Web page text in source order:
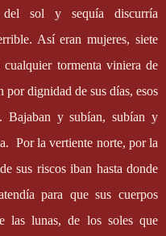
del sol y sequía discurría
Así eran mujeres, siete
cualquier tormenta viniera de
dignidad de sus días, esos
Bajaban y subían, subían y
Por la vertiente norte, por la
sus riscos iban hasta donde
para que sus cuerpos
las lunas, de los soles que